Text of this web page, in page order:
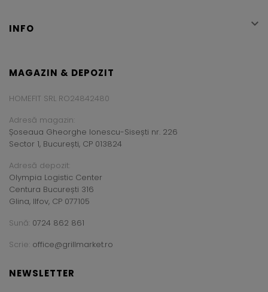
INFO 
MAGAZIN & DEPOZIT
HOMEFIT SRL RO24842480
Adresă magazin:
Șoseaua Gheorghe Ionescu-Sisești nr. 226
Sector 1, București, CP 013824
Adresă depozit:
Olympia Logistic Center
Centura București 316
Glina, Ilfov, CP 077105
Sună: 0724 862 861
Scrie: office@grillmarket.ro
NEWSLETTER